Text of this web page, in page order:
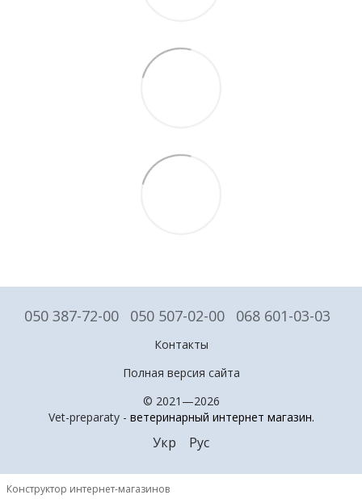
050 387-72-00 050 507-02-00 068 601-03-03
Контакты
Полная версия сайта
© 2021—2026
Vet-preparaty - ветеринарный интернет магазин.
Укр Рус
Конструктор интернет-магазинов